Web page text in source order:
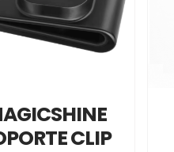
CLIP